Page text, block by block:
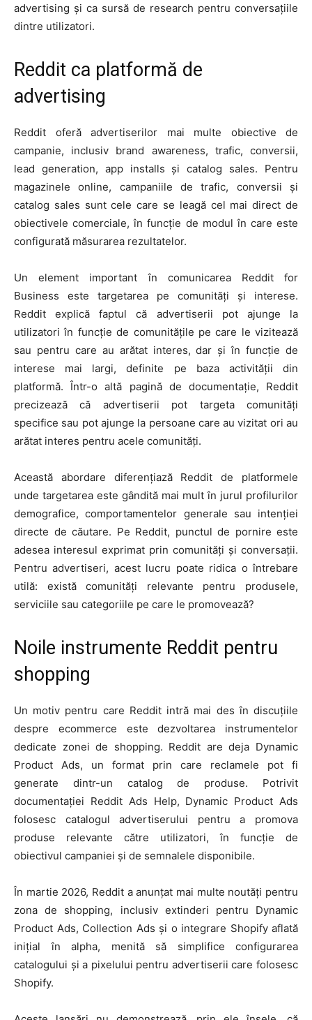
advertising și ca sursă de research pentru conversațiile
dintre utilizatori.
Reddit ca platformă de
advertising
Reddit oferă advertiserilor mai multe obiective de
campanie, inclusiv brand awareness, trafic, conversii,
lead generation, app installs și catalog sales. Pentru
magazinele online, campaniile de trafic, conversii și
catalog sales sunt cele care se leagă cel mai direct de
obiectivele comerciale, în funcție de modul în care este
configurată măsurarea rezultatelor.
Un element important în comunicarea Reddit for
Business este targetarea pe comunități și interese.
Reddit explică faptul că advertiserii pot ajunge la
utilizatori în funcție de comunitățile pe care le vizitează
sau pentru care au arătat interes, dar și în funcție de
interese mai largi, definite pe baza activității din
platformă. Într-o altă pagină de documentație, Reddit
precizează că advertiserii pot targeta comunități
specifice sau pot ajunge la persoane care au vizitat ori au
arătat interes pentru acele comunități.
Această abordare diferențiază Reddit de platformele
unde targetarea este gândită mai mult în jurul profilurilor
demografice, comportamentelor generale sau intenției
directe de căutare. Pe Reddit, punctul de pornire este
adesea interesul exprimat prin comunități și conversații.
Pentru advertiseri, acest lucru poate ridica o întrebare
utilă: există comunități relevante pentru produsele,
serviciile sau categoriile pe care le promovează?
Noile instrumente Reddit pentru
shopping
Un motiv pentru care Reddit intră mai des în discuțiile
despre ecommerce este dezvoltarea instrumentelor
dedicate zonei de shopping. Reddit are deja Dynamic
Product Ads, un format prin care reclamele pot fi
generate dintr-un catalog de produse. Potrivit
documentației Reddit Ads Help, Dynamic Product Ads
folosesc catalogul advertiserului pentru a promova
produse relevante către utilizatori, în funcție de
obiectivul campaniei și de semnalele disponibile.
În martie 2026, Reddit a anunțat mai multe noutăți pentru
zona de shopping, inclusiv extinderi pentru Dynamic
Product Ads, Collection Ads și o integrare Shopify aflată
inițial în alpha, menită să simplifice configurarea
catalogului și a pixelului pentru advertiserii care folosesc
Shopify.